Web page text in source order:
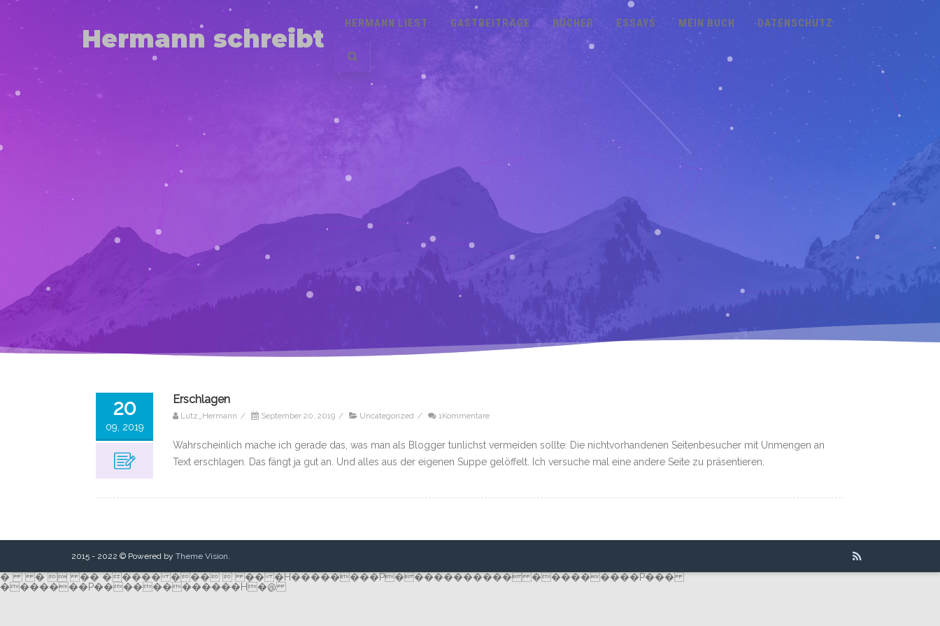
Hermann schreibt
HERMANN LIEST GASTBEITRÄGE BÜCHER ESSAYS MEIN BUCH DATENSCHUTZ
20
09, 2019
Erschlagen
Lutz_Hermann / September 20, 2019 / Uncategorized / 1Kommentare
Wahrscheinlich mache ich gerade das, was man als Blogger tunlichst vermeiden sollte: Die nichtvorhandenen Seitenbesucher mit Unmengen an
Text erschlagen. Das fängt ja gut an. Und alles aus der eigenen Suppe gelöffelt. Ich versuche mal eine andere Seite zu präsentieren.
2015 - 2022 © Powered by Theme Vision.
� �  �� ����� ���  �� �H��������P����������� ���������P���
�������P������������H�@